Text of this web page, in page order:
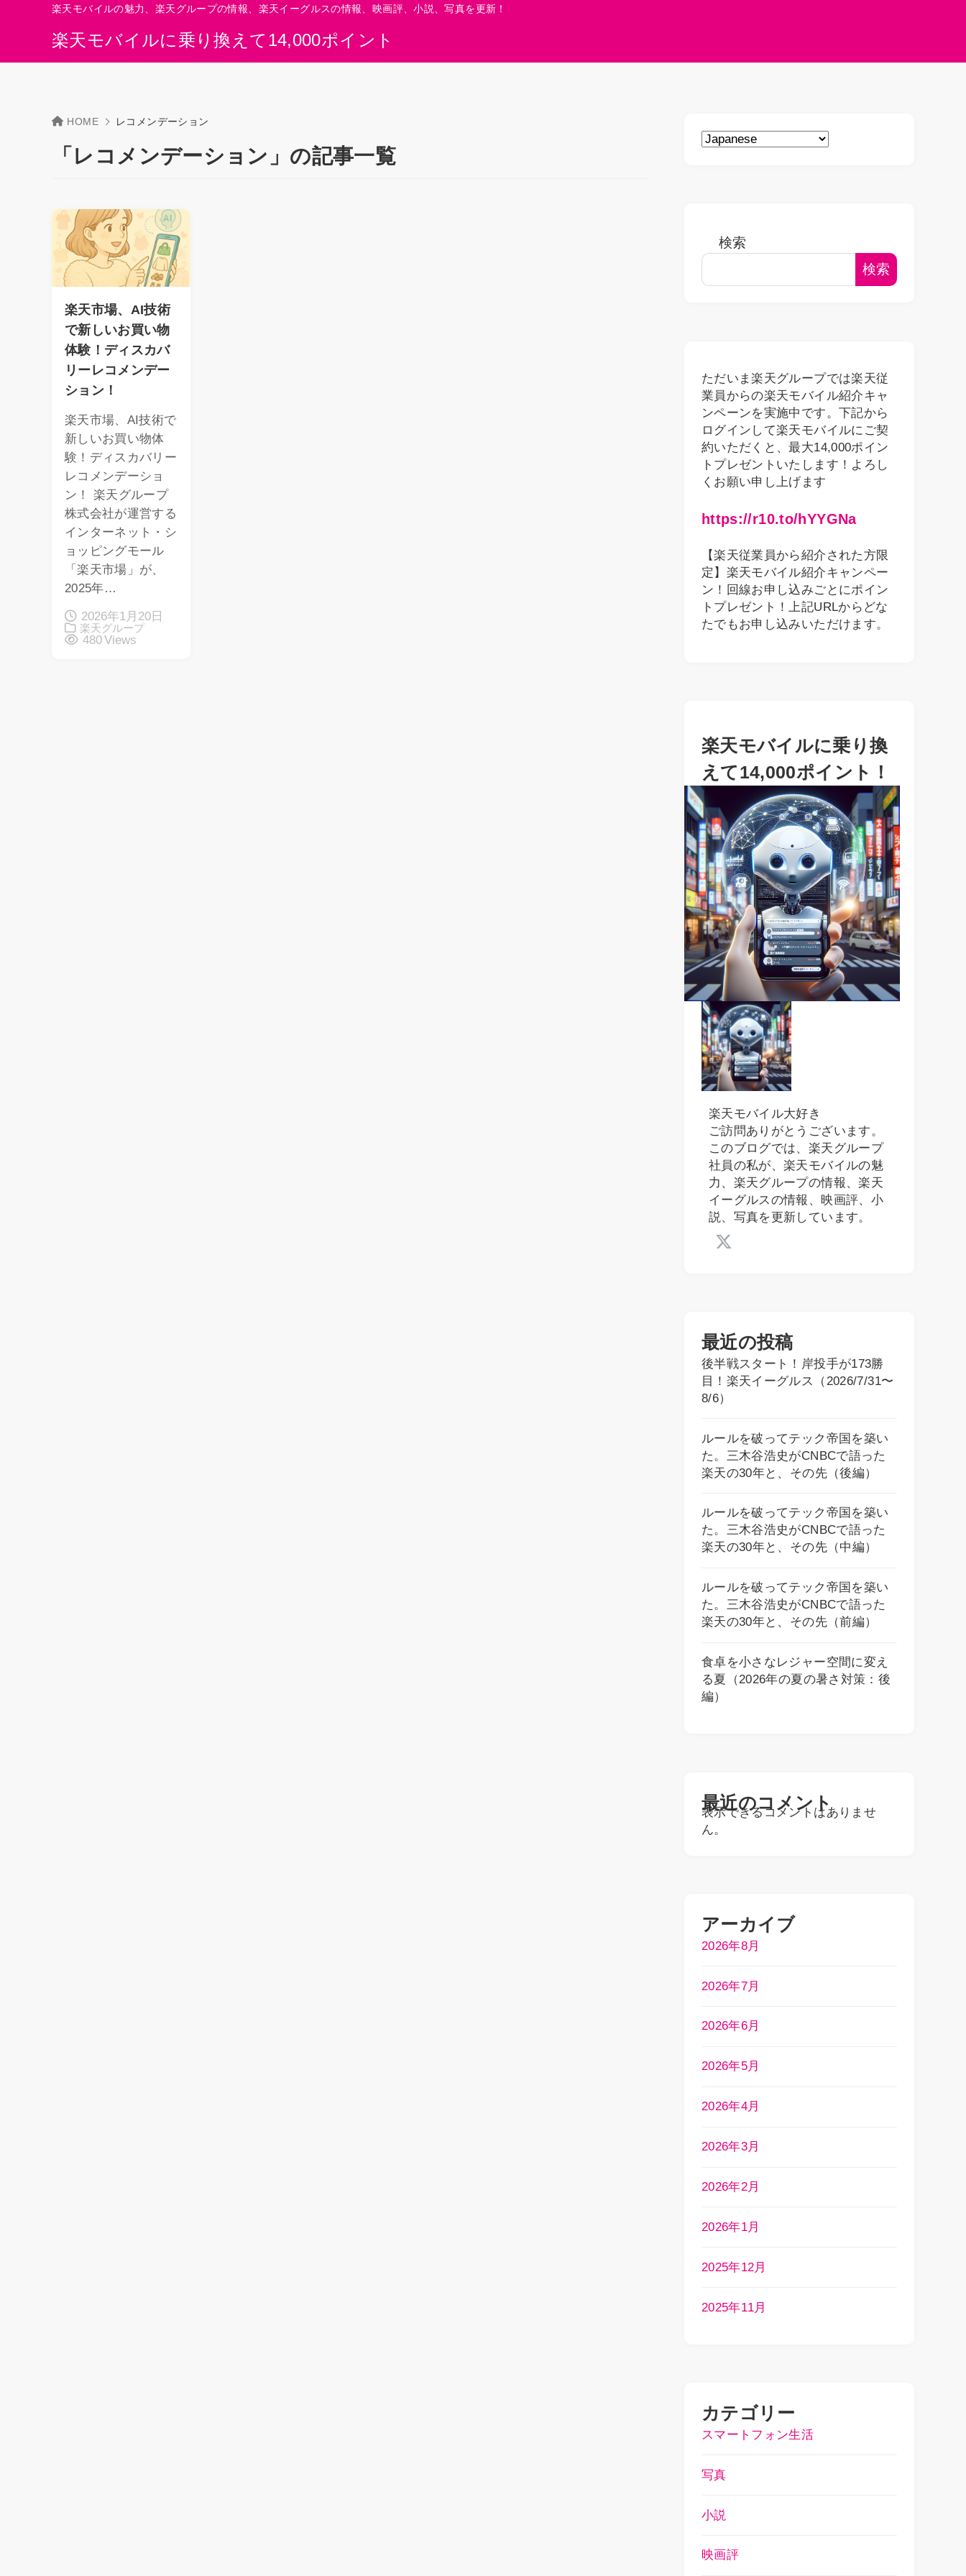
楽天モバイルに乗り換えて14,000ポイント
楽天モバイルの魅力、楽天グループの情報、楽天イーグルスの情報、映画評、小説、写真を更新！
HOME レコメンデーション
「レコメンデーション」の記事一覧
楽天市場、AI技術
で新しいお買い物
体験！ディスカバ
リーレコメンデー
ション！
楽天市場、AI技術で
新しいお買い物体
験！ディスカバリー
レコメンデーショ
ン！ 楽天グループ
株式会社が運営する
インターネット・シ
ョッピングモール
「楽天市場」が、
2025年…
2026年1月20日
楽天グループ
480 Views
検索
検索
ただいま楽天グループでは楽天従
業員からの楽天モバイル紹介キャ
ンペーンを実施中です。下記から
ログインして楽天モバイルにご契
約いただくと、最大14,000ポイン
トプレゼントいたします！よろし
くお願い申し上げます
https://r10.to/hYYGNa
【楽天従業員から紹介された方限
定】楽天モバイル紹介キャンペー
ン！回線お申し込みごとにポイン
トプレゼント！上記URLからどな
たでもお申し込みいただけます。
楽天モバイルに乗り換
えて14,000ポイント！
楽天モバイル大好き
ご訪問ありがとうございます。
このブログでは、楽天グループ
社員の私が、楽天モバイルの魅
力、楽天グループの情報、楽天
イーグルスの情報、映画評、小
説、写真を更新しています。
最近の投稿
後半戦スタート！岸投手が173勝
目！楽天イーグルス（2026/7/31〜
8/6）
ルールを破ってテック帝国を築い
た。三木谷浩史がCNBCで語った
楽天の30年と、その先（後編）
ルールを破ってテック帝国を築い
た。三木谷浩史がCNBCで語った
楽天の30年と、その先（中編）
ルールを破ってテック帝国を築い
た。三木谷浩史がCNBCで語った
楽天の30年と、その先（前編）
食卓を小さなレジャー空間に変え
る夏（2026年の夏の暑さ対策：後
編）
最近のコメント
表示できるコメントはありませ
ん。
アーカイブ
2026年8月
2026年7月
2026年6月
2026年5月
2026年4月
2026年3月
2026年2月
2026年1月
2025年12月
2025年11月
カテゴリー
スマートフォン生活
写真
小説
映画評